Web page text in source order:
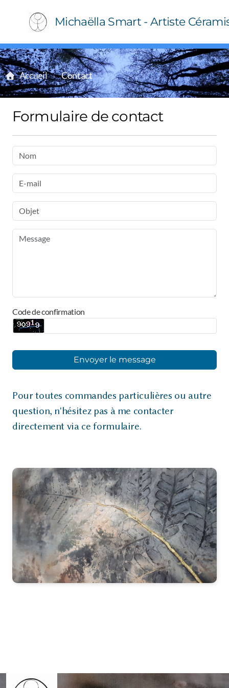
Michaëlla Smart - Artiste
Accueil Contact
Formulaire de contact
Code de confirmation
Envoyer le message
Pour toutes commandes particulières ou autre
question, n'hésitez pas à me contacter
directement via ce formulaire.